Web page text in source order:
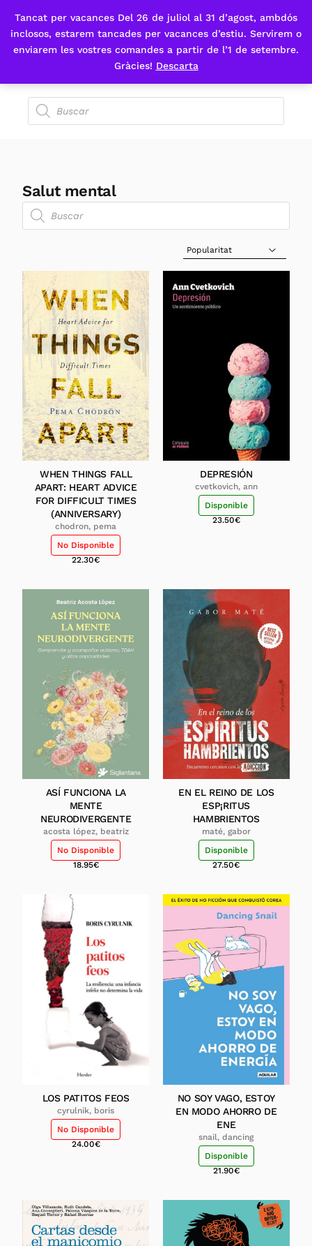
Tancat per vacances Del 26 de juliol al 31 d’agost, ambdós
inclosos, estarem tancades per vacances d’estiu. Servirem o
enviarem les vostres comandes a partir de l’1 de setembre.
Gràcies! Descarta
Fes-te'n sòcia
Salut mental
Sort Products
WHEN THINGS FALL
APART: HEART ADVICE
FOR DIFFICULT TIMES
(ANNIVERSARY)
chodron, pema
No Disponible
22.30€
DEPRESIÓN
cvetkovich, ann
Disponible
23.50€
ASÍ FUNCIONA LA
MENTE
NEURODIVERGENTE
acosta lópez, beatriz
No Disponible
18.95€
EN EL REINO DE LOS
ESP¡RITUS
HAMBRIENTOS
maté, gabor
Disponible
27.50€
LOS PATITOS FEOS
cyrulnik, boris
No Disponible
24.00€
NO SOY VAGO, ESTOY
EN MODO AHORRO DE
ENE
snail, dancing
Disponible
21.90€